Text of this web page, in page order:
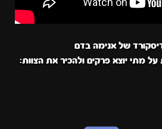
של אנימה בדם
מתי יוצא פרקים ולהכיר את הצוות: